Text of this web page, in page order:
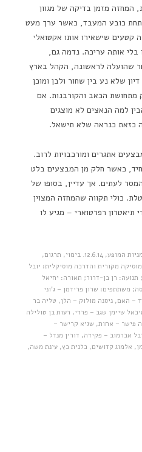
מזמן בדיקה של מגוון
כובע המעבד, כאשר ערך מעט
קטעים שישאירו אותו אקטואלי
בלי אותה עריכה. נדמה גם,
שהועלה לראשונה, הקהל בארץ
שלא נע בין שחור ולבן ומוכן
מתחושת הכאב והקורבנות. אם
למה הנאצים לא מוצגים
כזאת כנראה שלא תישאל.
אתגרים ומורכבויות לרוב.
כאשר חלק מן המבצעים בלט
לעתים. אך עדיין, בסופו של
כולי תקווה שהמחזה המצוין
תיאטרון רפרטוארי – מגיע לו
מאת ס.פ. טיילור. האקדמיה לאומניות המופע, 12.6.14. בימוי, תרגום,
מקורית והדרכה מוסיקלית: יובל
רן בן-דרור; תאורה: יחיאל
משתתפים: שרון פרידמן – ג'וני
– האם, ניסנה מולוק – הלן, טליה בר
שיימן שגב – פרדי, רעות בן טולילה
פישר – אחות, שגיא קרישר –
אברמוב – פקידה, דורין מנדל –
אלמוג קדושים, כלנית כץ, עינת משה,